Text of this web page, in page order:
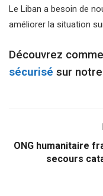
Le Liban a besoin de
améliorer la situation
Découvrez
sécurisé sur
ONG humanitaire
secours